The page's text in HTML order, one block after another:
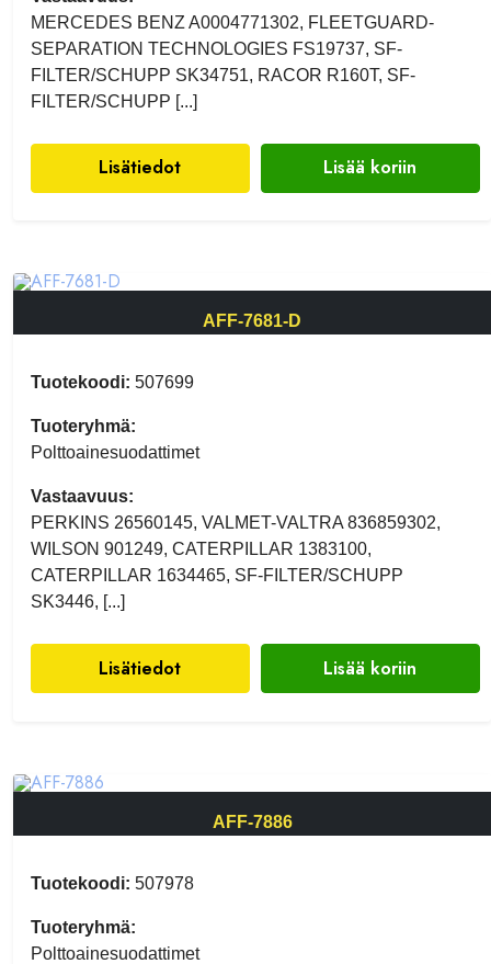
MERCEDES BENZ A0004771302, FLEETGUARD-
SEPARATION TECHNOLOGIES FS19737, SF-
FILTER/SCHUPP SK34751, RACOR R160T, SF-
FILTER/SCHUPP [...]
Lisätiedot Lisää koriin
AFF-7681-D
Tuotekoodi: 507699
Tuoteryhmä:
Polttoainesuodattimet
Vastaavuus:
PERKINS 26560145, VALMET-VALTRA 836859302,
WILSON 901249, CATERPILLAR 1383100,
CATERPILLAR 1634465, SF-FILTER/SCHUPP
SK3446, [...]
Lisätiedot Lisää koriin
AFF-7886
Tuotekoodi: 507978
Tuoteryhmä:
Polttoainesuodattimet